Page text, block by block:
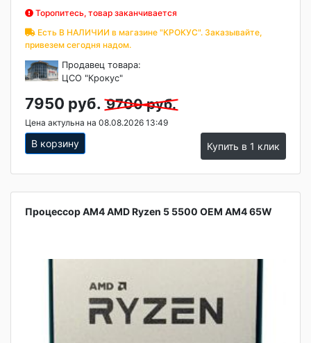
Торопитесь, товар заканчивается
Есть В НАЛИЧИИ в магазине "КРОКУС". Заказывайте,
привезем сегодня надом.
Продавец товара:
ЦСО "Крокус"
7950 руб. 9700 руб.
Цена актульна на 08.08.2026 13:49
В корзину Купить в 1 клик
Процессор AM4 AMD Ryzen 5 5500 OEM AM4 65W